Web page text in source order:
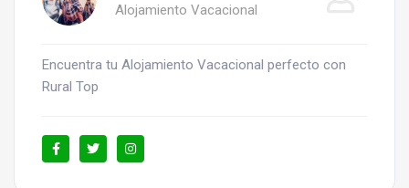
Alojamiento Vacacional
Encuentra tu Alojamiento Vacacional perfecto con
Rural Top